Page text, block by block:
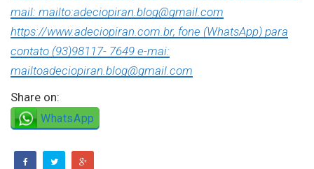
mail: mailto:adeciopiran.blog@gmail.com
https://www.adeciopiran.com.br, fone (WhatsApp) para
contato (93)98117- 7649 e-mai:
mailtoadeciopiran.blog@gmail.com
Share on:
WhatsApp